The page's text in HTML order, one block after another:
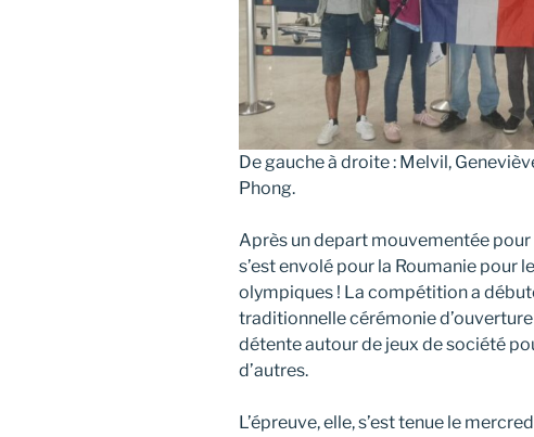
De gauche à droite : Melvil,
Phong.
Après un depart mouvementée pour
s’est envolé pour la Roumanie pour
olympiques ! La compétition a
traditionnelle cérémonie
détente autour de jeux de société
d’autres.
L’épreuve, elle, s’est tenue le